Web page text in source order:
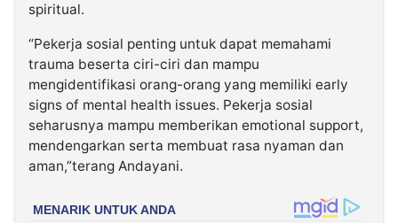
spiritual.
“Pekerja sosial penting untuk dapat memahami
trauma beserta ciri-ciri dan mampu
mengidentifikasi orang-orang yang memiliki early
signs of mental health issues. Pekerja sosial
seharusnya mampu memberikan emotional support,
mendengarkan serta membuat rasa nyaman dan
aman,”terang Andayani.